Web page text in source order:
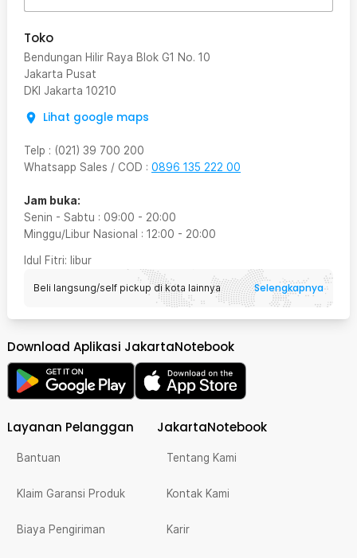
Toko
Bendungan Hilir Raya Blok G1 No. 10
Jakarta Pusat
DKI Jakarta 10210
Lihat google maps
Telp : (021) 39 700 200
Whatsapp Sales / COD : 0896 135 222 00
Jam buka:
Senin - Sabtu : 09:00 - 20:00
Minggu/Libur Nasional : 12:00 - 20:00
Idul Fitri: libur
Beli langsung/self pickup di kota lainnya Selengkapnya
Download Aplikasi JakartaNotebook
Layanan Pelanggan
Bantuan
Klaim Garansi Produk
Biaya Pengiriman
JakartaNotebook
Tentang Kami
Kontak Kami
Karir